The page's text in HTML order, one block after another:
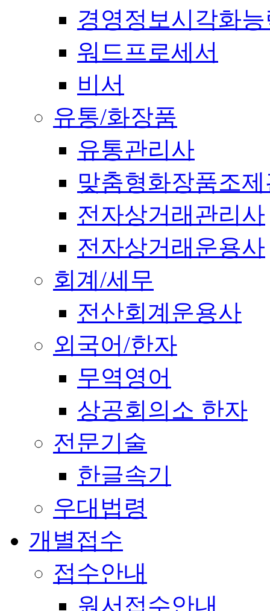
경영정보시각화
워드프로세서
비서
유통/화장품
유통관리사
맞춤형화장품조
전자상거래관리사
전자상거래운용사
회계/세무
전산회계운용사
외국어/한자
무역영어
상공회의소 한자
전문기술
한글속기
우대법령
개별접수
접수안내
원서접수안내